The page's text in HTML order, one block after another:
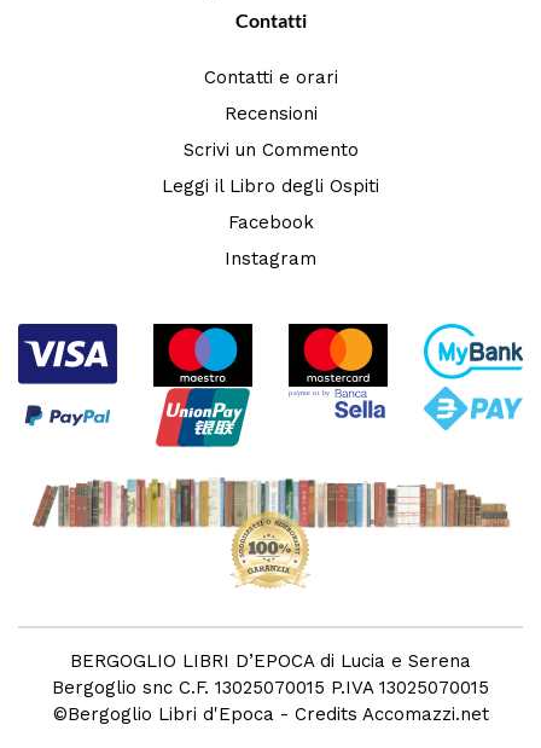
Contatti
Contatti e orari
Recensioni
Scrivi un Commento
Leggi il Libro degli Ospiti
Facebook
Instagram
BERGOGLIO LIBRI D’EPOCA di Lucia e Serena
Bergoglio snc C.F. 13025070015 P.IVA 13025070015
©Bergoglio Libri d'Epoca - Credits Accomazzi.net